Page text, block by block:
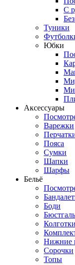
C
Туники
Юбки
Аксессуары
Варежки
Пояса
Сумки
Шапки
Шарфы
Бельё
Боди
Колготки
Нижние
Сорочки
Топы